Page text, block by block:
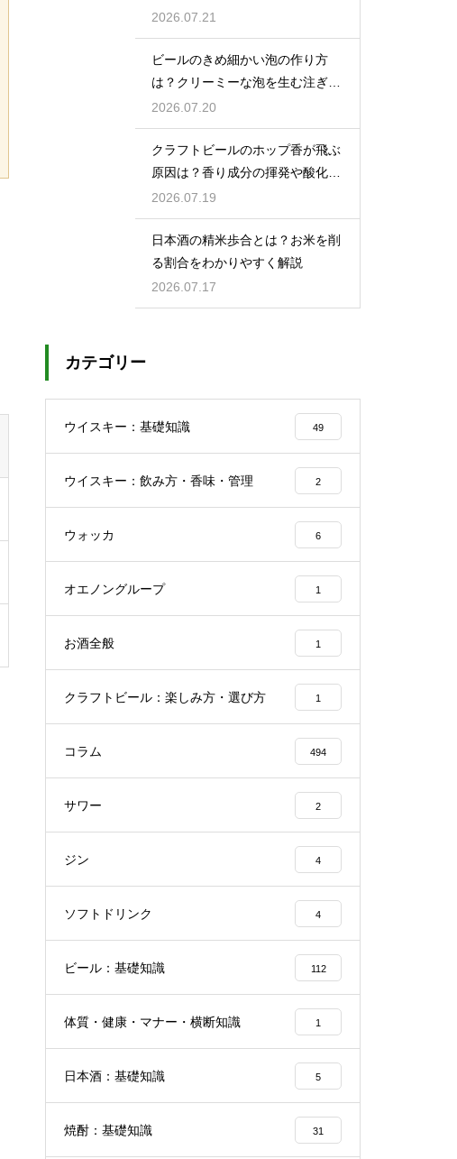
響を解説
2026.07.21
ビールのきめ細かい泡の作り方
は？クリーミーな泡を生む注ぎ方
のコツ
2026.07.20
クラフトビールのホップ香が飛ぶ
原因は？香り成分の揮発や酸化で
失われる理由を解説
2026.07.19
日本酒の精米歩合とは？お米を削
る割合をわかりやすく解説
2026.07.17
カテゴリー
ウイスキー：基礎知識 49
ウイスキー：飲み方・香味・管理 2
ウォッカ 6
オエノングループ 1
お酒全般 1
クラフトビール：楽しみ方・選び方 1
コラム 494
サワー 2
ジン 4
ソフトドリンク 4
ビール：基礎知識 112
体質・健康・マナー・横断知識 1
日本酒：基礎知識 5
焼酎：基礎知識 31